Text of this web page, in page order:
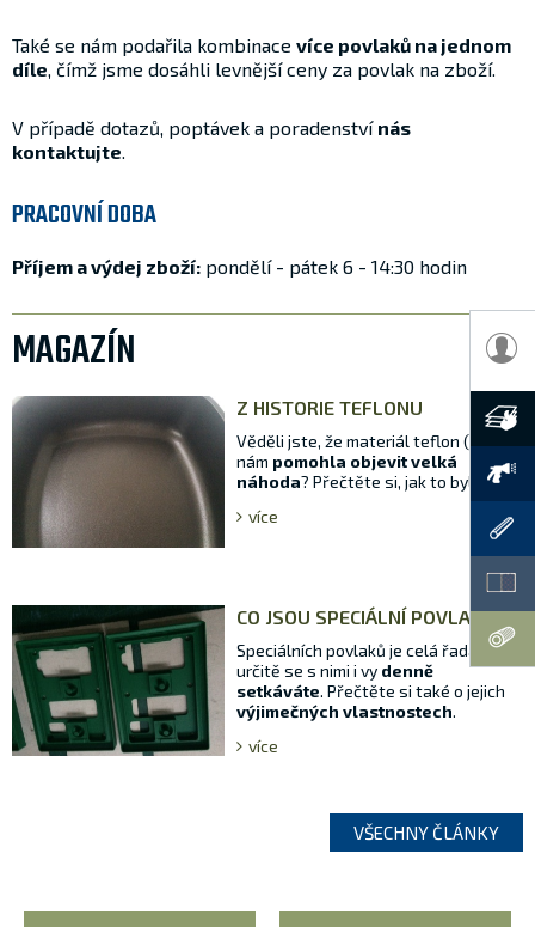
Také se nám podařila kombinace více povlaků na jednom
díle, čímž jsme dosáhli levnější ceny za povlak na zboží.
V případě dotazů, poptávek a poradenství nás
kontaktujte.
PRACOVNÍ DOBA
Příjem a výdej zboží: pondělí - pátek 6 - 14:30 hodin
MAGAZÍN
Z HISTORIE TEFLONU
Věděli jste, že materiál teflon (PTFE)
nám pomohla objevit velká
náhoda? Přečtěte si, jak to bylo.
více
CO JSOU SPECIÁLNÍ POVLAKY
Speciálních povlaků je celá řada a
určitě se s nimi i vy denně
setkáváte. Přečtěte si také o jejich
výjimečných vlastnostech.
více
VŠECHNY ČLÁNKY